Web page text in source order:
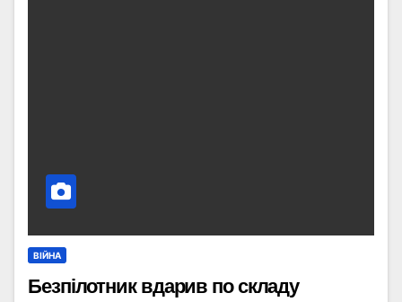
ВІЙНА
Безпілотник вдарив по складу